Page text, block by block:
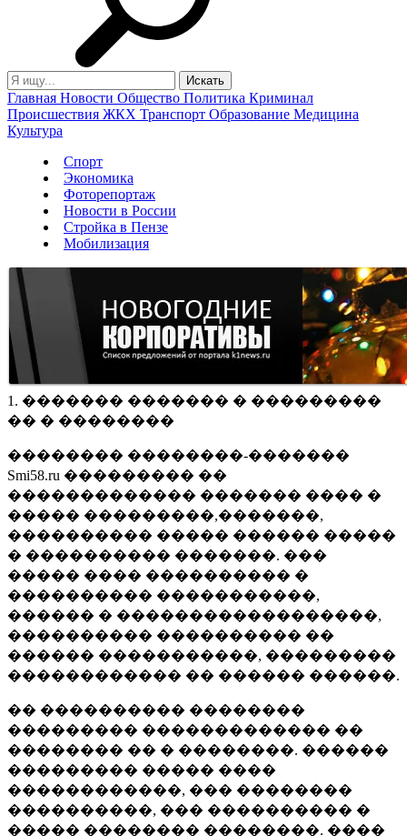
Главная Новости Общество Политика Криминал
Происшествия ЖКХ Транспорт Образование Медицина
Культура
Спорт
Экономика
Фоторепортаж
Новости в России
Стройка в Пензе
Мобилизация
1. ������� ������� � ���������
�� � ��������
�������� ��������-�������
Smi58.ru ��������� ��
������������� ������� ���� �
����� ���������,�������,
���������� ����� ������ �����
� ���������� �������. ���
����� ���� ���������� �
���������� �����������,
������ � ������������������,
���������� ���������� ��
������ �����������, ���������
������������ �� ������ ������.
�� ���������� ��������
��������� ������������� ��
�������� �� � ��������. ������
��������� ����� ����
������������, ��� ��������
����������, ��� ���������� �
����� �������� ��������. ����